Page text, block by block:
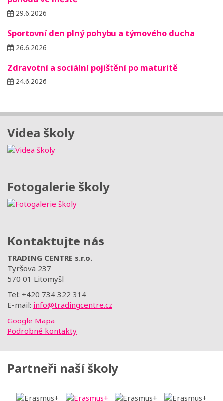
29.6.2026
Sportovní den plný pohybu a týmového ducha
26.6.2026
Zdravotní a sociální pojištění po maturitě
24.6.2026
Videa školy
Fotogalerie školy
Kontaktujte nás
TRADING CENTRE s.r.o.
Tyršova 237
570 01 Litomyšl
Tel: +420 734 322 314
E-mail: info@tradingcentre.cz
Google Mapa
Podrobné kontakty
Partneři naší školy